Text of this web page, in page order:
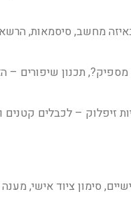
מחשב, סיסמאות,
תכנון שיפורים –
זיפלוק – לכבלים קטנים
סימון ציוד אישי,